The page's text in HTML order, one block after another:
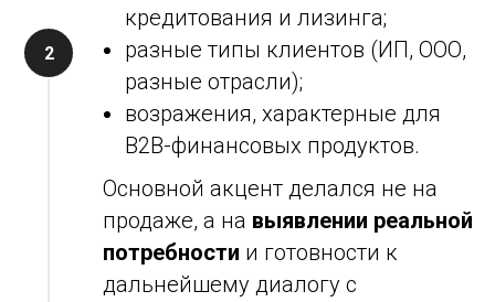
кредитования и лизинга;
разные типы клиентов (ИП, ООО,
разные отрасли);
возражения, характерные для
B2B-финансовых продуктов.
Основной акцент делался не на
продаже, а на выявлении реальной
потребности и готовности к
дальнейшему диалогу с